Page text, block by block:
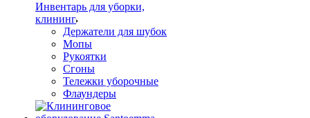
Инвентарь для уборки,
клининг
Держатели для шубок
Мопы
Рукоятки
Сгоны
Тележки уборочные
Флаундеры